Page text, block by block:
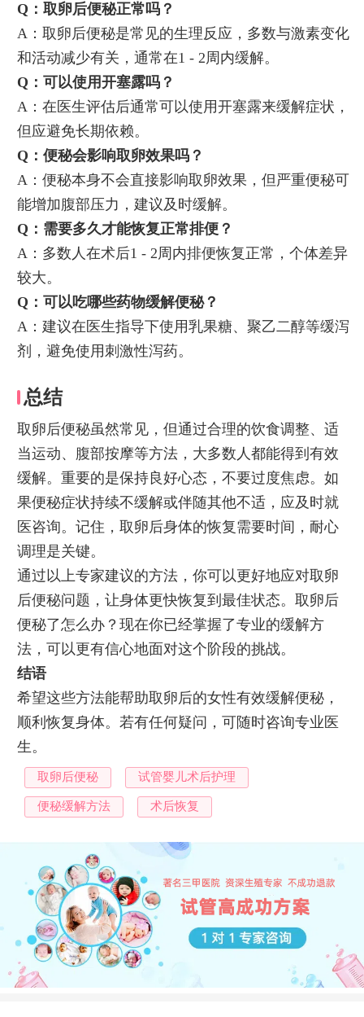
Q：取卵后便秘正常吗？
A：取卵后便秘是常见的生理反应，多数与激素变化
和活动减少有关，通常在1 - 2周内缓解。
Q：可以使用开塞露吗？
A：在医生评估后通常可以使用开塞露来缓解症状，
但应避免长期依赖。
Q：便秘会影响取卵效果吗？
A：便秘本身不会直接影响取卵效果，但严重便秘可
能增加腹部压力，建议及时缓解。
Q：需要多久才能恢复正常排便？
A：多数人在术后1 - 2周内排便恢复正常，个体差异
较大。
Q：可以吃哪些药物缓解便秘？
A：建议在医生指导下使用乳果糖、聚乙二醇等缓泻
剂，避免使用刺激性泻药。
总结
取卵后便秘虽然常见，但通过合理的饮食调整、适
当运动、腹部按摩等方法，大多数人都能得到有效
缓解。重要的是保持良好心态，不要过度焦虑。如
果便秘症状持续不缓解或伴随其他不适，应及时就
医咨询。记住，取卵后身体的恢复需要时间，耐心
调理是关键。
通过以上专家建议的方法，你可以更好地应对取卵
后便秘问题，让身体更快恢复到最佳状态。取卵后
便秘了怎么办？现在你已经掌握了专业的缓解方
法，可以更有信心地面对这个阶段的挑战。
结语
希望这些方法能帮助取卵后的女性有效缓解便秘，
顺利恢复身体。若有任何疑问，可随时咨询专业医
生。
取卵后便秘 试管婴儿术后护理
便秘缓解方法 术后恢复